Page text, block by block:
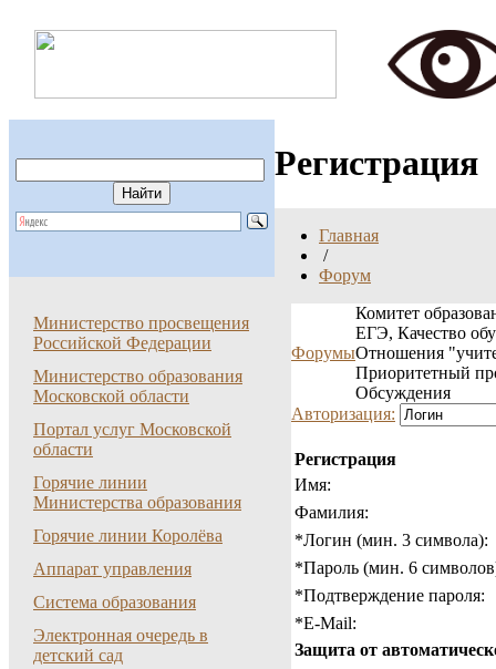
Регистрация
Главная
/
Форум
Министерство просвещения
Российской Федерации
Министерство образования
Московской области
Портал услуг Московской
области
Горячие линии
Министерства образования
Горячие линии Королёва
Аппарат управления
Система образования
Электронная очередь в
детский сад
Форумы
Комитет
ЕГЭ, Качество
Отношения
Приоритетный
Обсуждения
Авторизация:
Регистрация
Имя:
Фамилия:
*Логин (мин. 3 символа):
*Пароль (мин. 6
*Подтверждение пароля:
*E-Mail:
Защита от